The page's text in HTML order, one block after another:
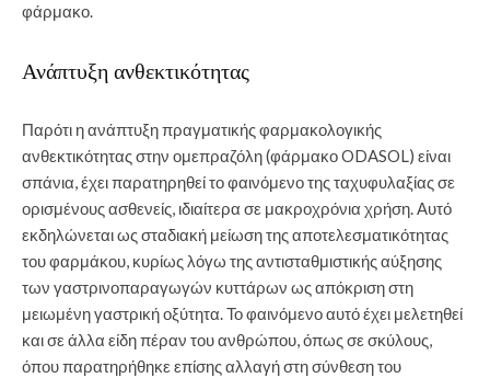
φάρμακο.
Ανάπτυξη ανθεκτικότητας
Παρότι η ανάπτυξη πραγματικής φαρμακολογικής
ανθεκτικότητας στην ομεπραζόλη (φάρμακο ODASOL) είναι
σπάνια, έχει παρατηρηθεί το φαινόμενο της ταχυφυλαξίας σε
ορισμένους ασθενείς, ιδιαίτερα σε μακροχρόνια χρήση. Αυτό
εκδηλώνεται ως σταδιακή μείωση της αποτελεσματικότητας
του φαρμάκου, κυρίως λόγω της αντισταθμιστικής αύξησης
των γαστρινοπαραγωγών κυττάρων ως απόκριση στη
μειωμένη γαστρική οξύτητα. Το φαινόμενο αυτό έχει μελετηθεί
και σε άλλα είδη πέραν του ανθρώπου, όπως σε σκύλους,
όπου παρατηρήθηκε επίσης αλλαγή στη σύνθεση του